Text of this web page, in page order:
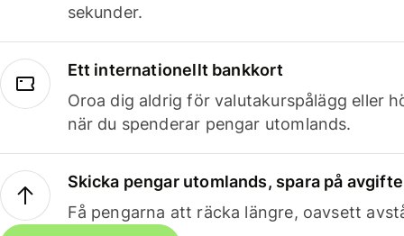
sekunder.
Ett internationellt bankkort
Oroa dig aldrig för valutakurspålägg eller
när du spenderar pengar utomlands.
Skicka pengar utomlands, spara på
Få pengarna att räcka längre, oavsett